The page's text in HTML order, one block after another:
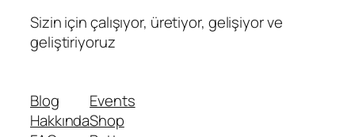
Sizin için çalışıyor, üretiyor, gelişiyor ve
geliştiriyoruz
Blog
Hakkında
Events
Shop